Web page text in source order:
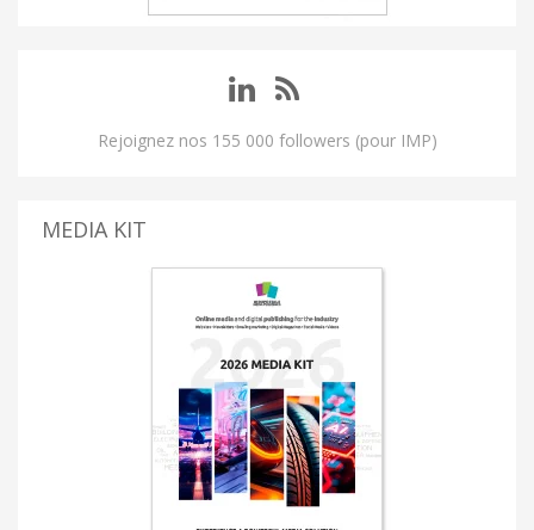
Rejoignez nos 155 000 followers (pour IMP)
MEDIA KIT